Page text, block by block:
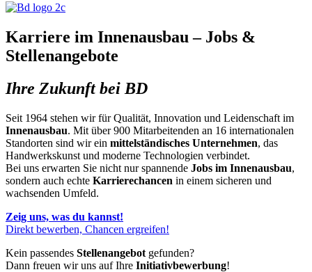
Karriere im Innenausbau – Jobs &
Stellenangebote
Ihre Zukunft bei BD
Seit 1964 stehen wir für Qualität, Innovation und Leidenschaft im
Innenausbau. Mit über 900 Mitarbeitenden an 16 internationalen
Standorten sind wir ein mittelständisches Unternehmen, das
Handwerkskunst und moderne Technologien verbindet.
Bei uns erwarten Sie nicht nur spannende Jobs im Innenausbau,
sondern auch echte Karrierechancen in einem sicheren und
wachsenden Umfeld.
Zeig uns, was du kannst!
Direkt bewerben, Chancen ergreifen!
Kein passendes Stellenangebot gefunden?
Dann freuen wir uns auf Ihre Initiativbewerbung!